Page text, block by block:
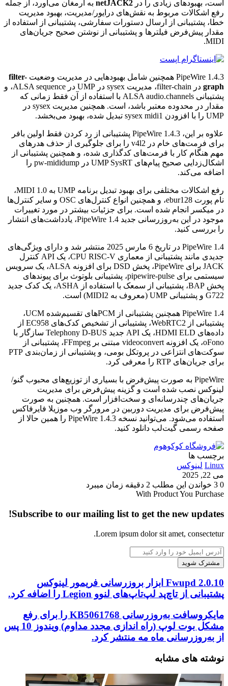
است، بهبودهای زیادی را در netJACK2 به ارمغان می‌آورد، از جمله
رفع اشکالات مربوط به نقش‌های درایور/مدیریت، بهبود مدیریت
خطا، پشتیبانی از ارسال دستورات سفارشی، پشتیبانی از استفاده از
مقدار پیش‌فرض فیلترها و پشتیبانی از نوشتن صحیح جریان‌های
MIDI.
PipeWire 1.4.3 همچنین شامل بهبودهایی در مدیریت وضعیت
filter-
graph
در filter-chain، مدیریت sysex در UMP در ALSA sequence، و
پشتیبانی ALSA audio.channels با استفاده از آن فقط زمانی که
مقدار در محدوده معتبر باشد، است. همچنین مدیریت sysex در
UMP را با افزودن sysex midi1 تبدیل شده، بهبود می‌بخشد.
علاوه بر این، PipeWire 1.4.3 پشتیبانی از رد کردن فقط اولین بافر
برای فرمت‌های خام در v4l2 را برای جلوگیری از حذف هدرهای
مهم هنگام کار با فرمت‌های کدگذاری شده، و همچنین پشتیبانی از
اشکال‌زدایی صحیح پیام‌های UMP SysRT در pw-mididump را
اضافه می‌کند.
رفع اشکالات مختلفی برای بهبود تبدیل برنامه UMP به MIDI 1.0،
نام پورت ebur128، و همچنین انواع کنترل‌های OSC و سایر کنترل‌ها
در میکسر انجام شده است. برای جزئیات بیشتر در مورد تغییرات
موجود در این به‌روزرسانی جدید PipeWire 1.4، یادداشت‌های انتشار
را بررسی کنید.
PipeWire 1.4 در تاریخ 6 مارس 2025 منتشر شد و دارای ویژگی‌های
جدیدی مانند پشتیبانی از معماری CPU RISC-V، یک API کنترل
JACK برای PipeWire، پخش DSD برای افزونه ALSA، یک سرویس
سیستمی برای pipewire-pulse، پشتیبانی بلوتوث برای پیوندهای
پخش BAP، پشتیبانی از سمعک با استفاده از ASHA، یک کدک جدید
G722 و پشتیبانی UMP (معروف به MIDI2) است.
PipeWire 1.4 همچنین پشتیبانی از PCM‌های تقسیم‌شده UCM،
پشتیبانی از WebRTC2، پشتیبانی از تشخیص کدک‌های EC958 از
داده‌های HDMI ELD، یک API جدید Telephony D-BUS سازگار با
oFono، یک افزونه videoconvert مبتنی بر FFmpeg، پشتیبانی از
سوکت‌های انتزاعی در پروتکل بومی، و پشتیبانی از زمان‌بندی PTP
برای جریان‌های RTP را معرفی کرد.
PipeWire به صورت پیش‌فرض با بسیاری از توزیع‌های محبوب گنو/
لینوکس نصب شده است و گزینه پیش‌فرض برای مدیریت
جریان‌های چندرسانه‌ای و سخت‌افزار است. همچنین به صورت
پیش‌فرض برای مدیریت دوربین در مرورگر وب موزیلا فایرفاکس
استفاده می‌شود. می‌توانید نسخه PipeWire 1.4.3 را همین حالا از
صفحه رسمی گیت‌لب دانلود کنید.
برچسب ها
Linux لینوکس
می 22, 2025
0
خواندن این مطلب 2 دقیقه زمان میبرد
With Product You Purchase
Subscribe to our mailing list to get the new updates!
Lorem ipsum dolor sit amet, consectetur.
آدرس
ایمیل
خود
را
وارد
کنید
Fwupd
2.0.10
ابزار
بروزرسانی
فریمور
لینوکس
پشتیبانی
تاچ‌پد
لنوو
Fwupd 2.0.10 ابزار بروزرسانی فریمور لینوکس
پشتیبانی از تاچ‌پد لپ‌تاپ‌های لنوو Legion را اضافه کرد.
مایکروسافت
به‌روزرسانی
KB5061768
را
رفع
بوت
مایکروسافت به‌روزرسانی KB5061768 را برای رفع
مشکل بوت لوپ (راه اندازی مجدد مداوم) ویندوز 10 پس
از به‌روزرسانی ماه مه منتشر کرد.
نوشته های مشابه